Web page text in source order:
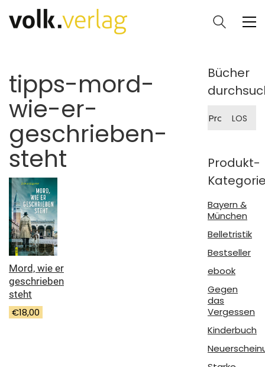
tipps-mord-
wie-er-
geschrieben-
steht
Mord, wie er
geschrieben
steht
€18,00
Bücher
nach:
LOS
Produkt-
Bayern &
München
Belletristik
Bestseller
ebook
Gegen
das
Vergessen
Kinderbuch